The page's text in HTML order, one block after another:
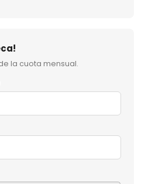
la cuota mensual.